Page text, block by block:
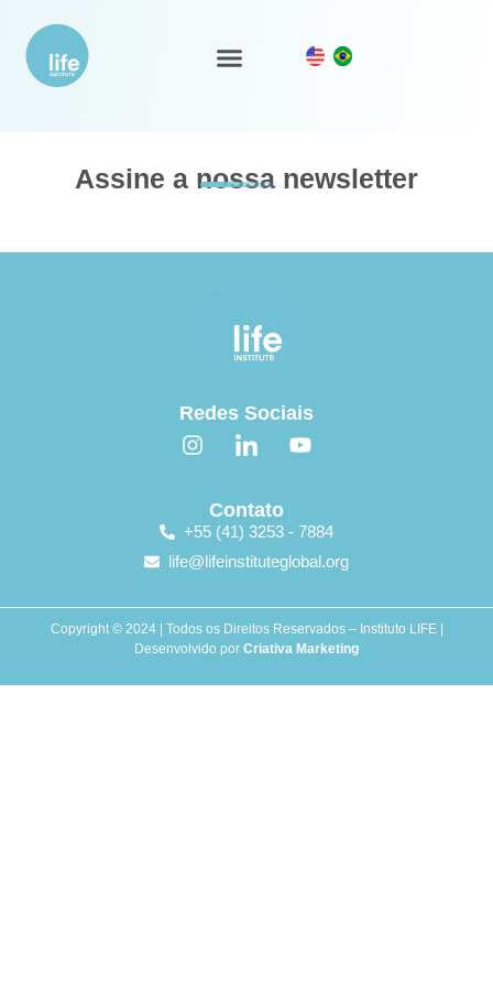
Demonstrações contábeis – 2021
Assine a nossa newsletter
Redes Sociais
Contato
+55 (41) 3253 - 7884
life@lifeinstituteglobal.org
Copyright © 2024 | Todos os Direitos Reservados – Instituto LIFE |
Desenvolvido por Criativa Marketing